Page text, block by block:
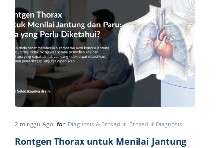
2 minggu Ago for Diagnosis & Prosedur Prosedur Diagnosis
Rontgen Thorax untuk Menilai Jantung